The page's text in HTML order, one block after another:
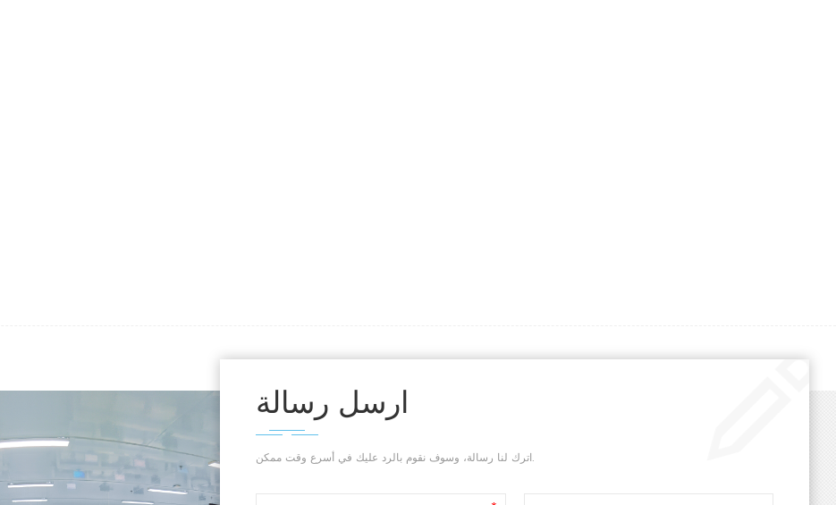
ارسل رسالة
اترك لنا رسالة، وسوف نقوم بالرد عليك في أسرع وقت ممكن.